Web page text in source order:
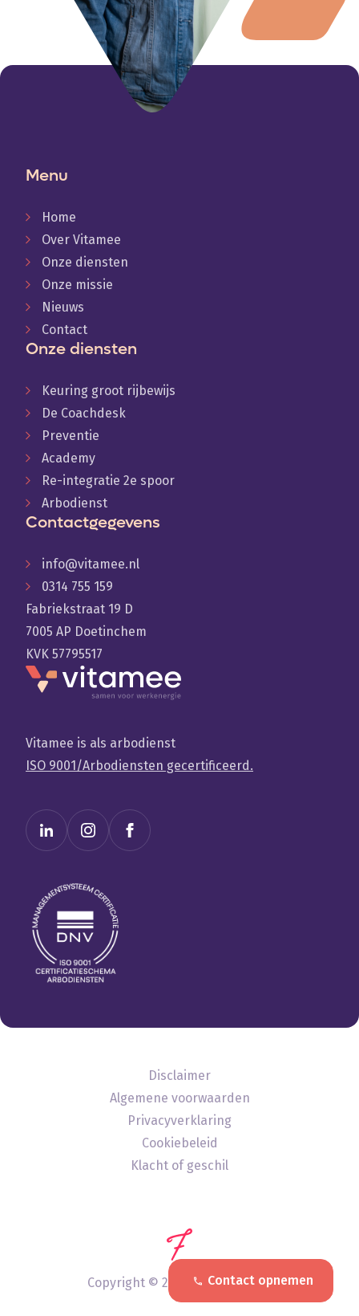
Menu
Home
Over Vitamee
Onze diensten
Onze missie
Nieuws
Contact
Onze diensten
Keuring groot rijbewijs
De Coachdesk
Preventie
Academy
Re-integratie 2e spoor
Arbodienst
Contactgegevens
info@vitamee.nl
0314 755 159
Fabriekstraat 19 D
7005 AP Doetinchem
KVK 57795517
Vitamee is als arbodienst
ISO 9001/Arbodiensten gecertificeerd.
Copyright © 2026 - Vitamee B.V.
Disclaimer
Algemene voorwaarden
Privacyverklaring
Cookiebeleid
Klacht of geschil
Contact opnemen